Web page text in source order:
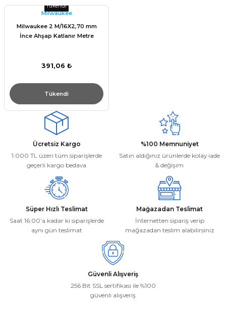
Tükendi
Milwaukee
Milwaukee 2 M/16X2,70 mm
İnce Ahşap Katlanır Metre
391,06 ₺
Tükendi
Ücretsiz Kargo
1.000 TL üzeri tüm siparişlerde
geçerli kargo bedava
%100 Memnuniyet
Satın aldığınız ürünlerde kolay iade
& değişim
Süper Hızlı Teslimat
Saat 16:00’a kadar ki siparişlerde
aynı gün teslimat
Mağazadan Teslimat
İnternetten sipariş verip
mağazadan teslim alabilirsiniz
Güvenli Alışveriş
256 Bit SSL sertifikası ile %100
güvenli alışveriş